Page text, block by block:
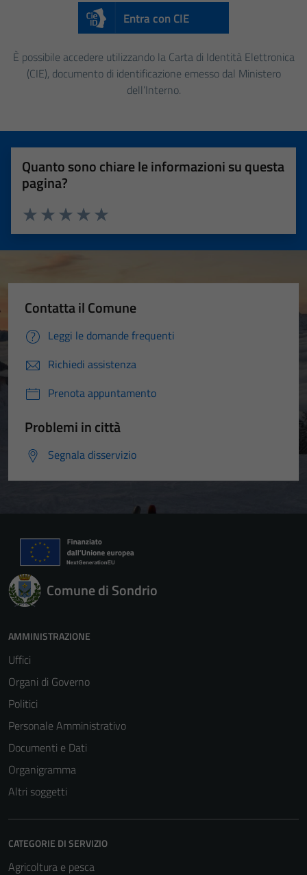
Entra con CIE
È possibile accedere utilizzando la Carta di Identità Elettronica
(CIE), documento di identificazione emesso dal Ministero
dell’Interno.
Quanto sono chiare le informazioni su questa
pagina?
Valuta 5 stelle su 5
Valuta 4 stelle su 5
Valuta 3 stelle su 5
Valuta 2 stelle su 5
Valuta 1 stelle su 5
Contatta il Comune
Leggi le domande frequenti
Richiedi assistenza
Prenota appuntamento
Problemi in città
Segnala disservizio
Comune di Sondrio
AMMINISTRAZIONE
Uffici
Organi di Governo
Politici
Personale Amministrativo
Documenti e Dati
Organigramma
Altri soggetti
CATEGORIE DI SERVIZIO
Agricoltura e pesca